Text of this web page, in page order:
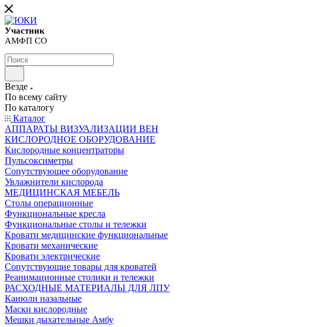
Участник
АМФП СО
Везде
По всему сайту
По каталогу
Каталог
АППАРАТЫ ВИЗУАЛИЗАЦИИ ВЕН
КИСЛОРОДНОЕ ОБОРУДОВАНИЕ
Кислородные концентраторы
Пульсоксиметры
Сопутствующее оборудование
Увлажнители кислорода
МЕДИЦИНСКАЯ МЕБЕЛЬ
Столы операционные
Функциональные кресла
Функциональные столы и тележки
Кровати медицинские функциональные
Кровати механические
Кровати электрические
Сопутствующие товары для кроватей
Реанимационные столики и тележки
РАСХОДНЫЕ МАТЕРИАЛЫ ДЛЯ ЛПУ
Канюли назальные
Маски кислородные
Мешки дыхательные Амбу